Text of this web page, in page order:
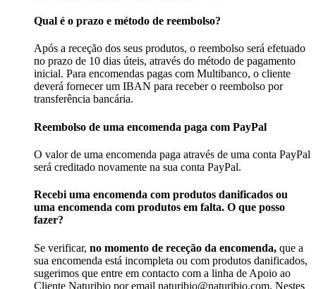
Qual é o prazo e método de reembolso?
Após a receção dos seus produtos, o reembolso será efetuado
no prazo de 10 dias úteis, através do método de pagamento
inicial. Para encomendas pagas com Multibanco, o cliente
deverá fornecer um IBAN para receber o reembolso por
transferência bancária.
Reembolso de uma encomenda paga com PayPal
O valor de uma encomenda paga através de uma conta PayPal
será creditado novamente na sua conta PayPal.
Recebi uma encomenda com produtos danificados ou
uma encomenda com produtos em falta. O que posso
fazer?
Se verificar, no momento de receção da encomenda, que a
sua encomenda está incompleta ou com produtos danificados,
sugerimos que entre em contacto com a linha de Apoio ao
Cliente Naturibio por email naturibio@naturibio.com. Nestes